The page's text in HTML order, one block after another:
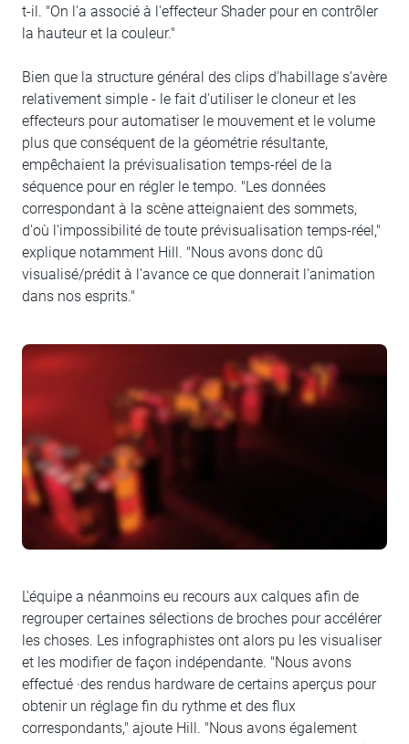
t-il. "On l'a associé à l'effecteur Shader pour en contrôler
la hauteur et la couleur."
Bien que la structure général des clips d'habillage s'avère
relativement simple - le fait d'utiliser le cloneur et les
effecteurs pour automatiser le mouvement et le volume
plus que conséquent de la géométrie résultante,
empêchaient la prévisualisation temps-réel de la
séquence pour en régler le tempo. "Les données
correspondant à la scène atteignaient des sommets,
d'où l'impossibilité de toute prévisualisation temps-réel,"
explique notamment Hill. "Nous avons donc dû
visualisé/prédit à l'avance ce que donnerait l'animation
dans nos esprits."
L'équipe a néanmoins eu recours aux calques afin de
regrouper certaines sélections de broches pour accélérer
les choses. Les infographistes ont alors pu les visualiser
et les modifier de façon indépendante. "Nous avons
effectué ·des rendus hardware de certains aperçus pour
obtenir un réglage fin du rythme et des flux
correspondants," ajoute Hill. "Nous avons également